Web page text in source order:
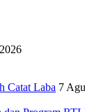
Catat Laba 7